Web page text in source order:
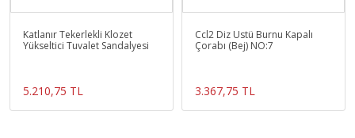
Katlanır Tekerlekli Klozet
Yükseltici Tuvalet Sandalyesi
5.210,75 TL
Ccl2 Diz Üstü Burnu Kapalı
Çorabı (Bej) NO:7
3.367,75 TL